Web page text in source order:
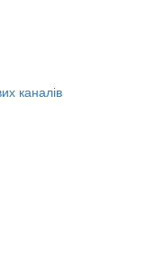
каналів